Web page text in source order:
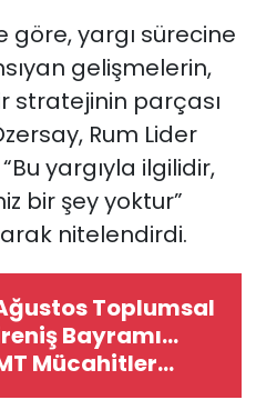
göre, yargı sürecine
gelişmelerin,
stratejinin parçası
Rum Lider
yargıyla ilgilidir,
bir şey yoktur”
nitelendirdi.
Toplumsal
Bayramı...
Mücahitler
tören